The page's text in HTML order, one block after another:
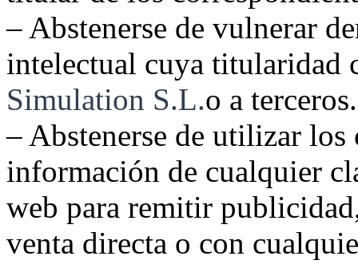
– Abstenerse de vulnerar
intelectual cuya titularidad
Simulation S.L.o a terceros.
– Abstenerse de utilizar
información de cualquier
web para remitir
venta directa o con